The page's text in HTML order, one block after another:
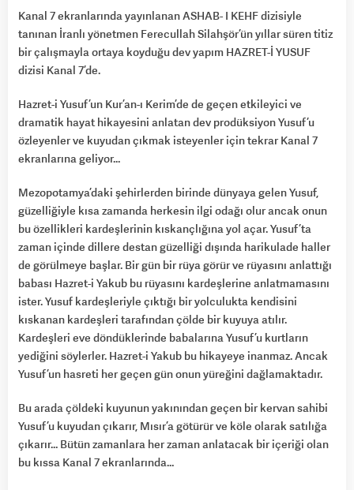
Kanal 7 ekranlarında yayınlanan ASHAB- I KEHF dizisiyle
tanınan İranlı yönetmen Ferecullah Silahşör’ün yıllar süren titiz
bir çalışmayla ortaya koyduğu dev yapım HAZRET-İ YUSUF
dizisi Kanal 7’de.
Hazret-i Yusuf’un Kur’an-ı Kerim’de de geçen etkileyici ve
dramatik hayat hikayesini anlatan dev prodüksiyon Yusuf’u
özleyenler ve kuyudan çıkmak isteyenler için tekrar Kanal 7
ekranlarına geliyor…
Mezopotamya’daki şehirlerden birinde dünyaya gelen Yusuf,
güzelliğiyle kısa zamanda herkesin ilgi odağı olur ancak onun
bu özellikleri kardeşlerinin kıskançlığına yol açar. Yusuf’ta
zaman içinde dillere destan güzelliği dışında harikulade haller
de görülmeye başlar. Bir gün bir rüya görür ve rüyasını anlattığı
babası Hazret-i Yakub bu rüyasını kardeşlerine anlatmamasını
ister. Yusuf kardeşleriyle çıktığı bir yolculukta kendisini
kıskanan kardeşleri tarafından çölde bir kuyuya atılır.
Kardeşleri eve döndüklerinde babalarına Yusuf’u kurtların
yediğini söylerler. Hazret-i Yakub bu hikayeye inanmaz. Ancak
Yusuf’un hasreti her geçen gün onun yüreğini dağlamaktadır.
Bu arada çöldeki kuyunun yakınından geçen bir kervan sahibi
Yusuf’u kuyudan çıkarır, Mısır’a götürür ve köle olarak satılığa
çıkarır… Bütün zamanlara her zaman anlatacak bir içeriği olan
bu kıssa Kanal 7 ekranlarında…